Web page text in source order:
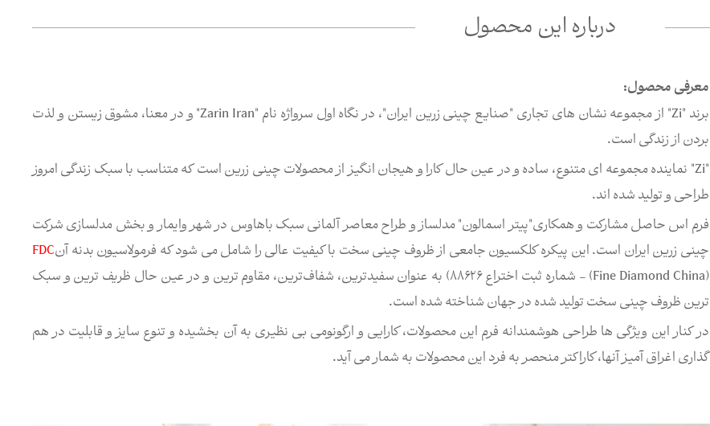
درباره این محصول
معرفی محصول:
برند "Zi" از مجموعه نشان های تجاری "صنایع چینی زرین ایران"، در نگاه اول سرواژه نام "Zarin Iran" و در معنا، مشوق زیستن و لذت
بردن از زندگی است.
"Zi" نماینده مجموعه ای متنوع، ساده و در عین حال کارا و هیجان انگیز از محصولات چینی زرین است که متناسب با سبک زندگی امروز
طراحی و تولید شده اند.
فرم اس حاصل مشارکت و همکاری"پیتر اسمالون" مدلساز و طراح معاصر آلمانی سبک باهاوس در شهر وایمار و بخش مدلسازی شركت
چینی زرین ایران است. این پیکره کلکسیون جامعی از ظروف چینی سخت با کیفیت عالی را شامل می شود که فرمولاسیون بدنه آنFDC
(Fine Diamond China) - شماره ثبت اختراع ۸۸۶۲۶) به عنوان سفیدترین، شفاف‌ترین، مقاوم ترین و در عین حال ظریف ترین و سبک
ترین ظروف چینی سخت تولید شده در جهان شناخته شده است.
در کنار این ویژگی ها طراحی هوشمندانه فرم این محصولات، کارایی و ارگونومی بی نظیری به آن بخشیده و تنوع سایز و قابلیت در هم
گذاری اغراق آمیز آنها، کاراکتر منحصر به فرد این محصولات به شمار می آید.